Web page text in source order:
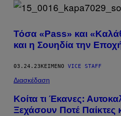
Τόσα «Pass» και
και η Σουηδία την
03.24.23 ΚΕΊΜΕΝΟ VICE STAFF
Διασκέδαση
Κοίτα τι Έκανες:
Ξεχάσουν Ποτέ Παίκτες